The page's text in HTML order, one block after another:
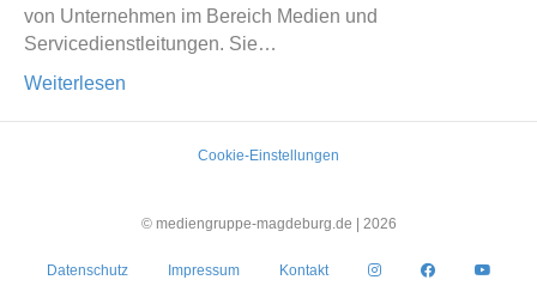
von Unternehmen im Bereich Medien und
Servicedienstleitungen. Sie…
Weiterlesen
Cookie-Einstellungen
© mediengruppe-magdeburg.de | 2026
Datenschutz Impressum Kontakt